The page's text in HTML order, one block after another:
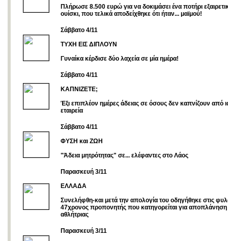
Πλήρωσε 8.500 ευρώ για να δοκιμάσει ένα ποτήρι
ουίσκι, που τελικά αποδείχθηκε ότι ήταν... μαϊμού!
Σάββατο 4/11
ΤΥΧΗ ΕΙΣ ΔΙΠΛΟΥΝ
Γυναίκα κέρδισε δύο λαχεία σε μία ημέρα!
Σάββατο 4/11
ΚΑΠΝΙΖΕΤΕ;
Έξι επιπλέον ημέρες άδειας σε όσους δεν καπνίζουν από
εταιρεία
Σάββατο 4/11
ΦΥΣΗ και ΖΩΗ
"Άδεια μητρότητας" σε... ελέφαντες στο Λάος
Παρασκευή 3/11
ΕΛΛΑΔΑ
Συνελήφθη-και μετά την απολογία του οδηγήθηκε στις
47χρονος προπονητής που κατηγορείται για αποπλάνηση
αθλήτριας
Παρασκευή 3/11